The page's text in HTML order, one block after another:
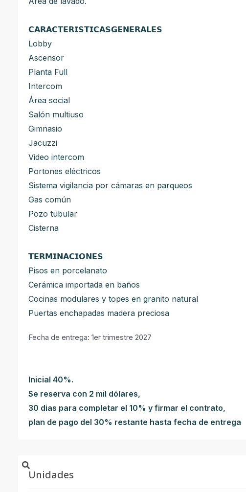
𝗖𝗔𝗥𝗔𝗖𝗧𝗘𝗥𝗜𝗦𝗧𝗜𝗖𝗔𝗦𝗚𝗘𝗡𝗘𝗥𝗔𝗟𝗘𝗦
Lobby
Ascensor
Planta Full
Intercom
Área social
Salón multiuso
Gimnasio
Jacuzzi
Video intercom
Portones eléctricos
Sistema vigilancia por cámaras en parqueos
Gas común
Pozo tubular
Cisterna
𝗧𝗘𝗥𝗠𝗜𝗡𝗔𝗖𝗜𝗢𝗡𝗘𝗦
Pisos en porcelanato
Cerámica importada en baños
Cocinas modulares y topes en granito natural
Puertas enchapadas madera preciosa
Fecha de entrega: 1er trimestre 2027
Inicial 40%.
Se reserva con 2 mil dólares,
30 dias para completar el 10% y firmar el contrato,
plan de pago del 30% restante hasta fecha de entrega
Unidades